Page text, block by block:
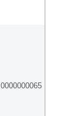
0000000065